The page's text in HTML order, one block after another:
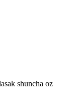
shuncha oz